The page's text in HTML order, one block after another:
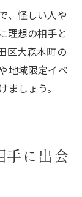
、怪しい人や
理想の相手と
区大森本町の
地域限定イベ
しょう。
手に出会